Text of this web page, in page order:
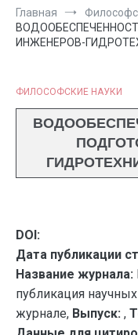
Главная
ИНЖЕНЕРОВ-
ФИЛОСОФСКИЕ НАУКИ
DOI:
Дата публикации
Название журнала:
публикация
журнале, Выпуск: ,